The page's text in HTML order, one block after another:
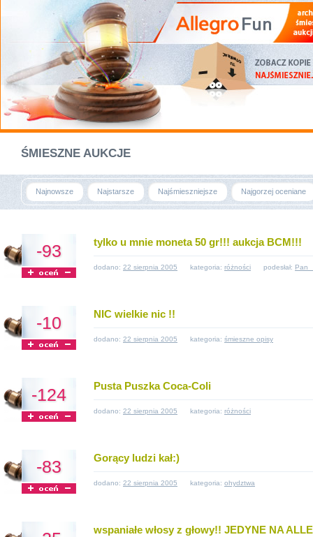
ŚMIESZNE AUKCJE
Najnowsze Najstarsze Najśmieszniejsze Najgorzej oceniane
-93 tylko u mnie moneta 50 gr!!! aukcja BCM!!!
dodano: 22 sierpnia 2005 kategoria: różności podesłał:
-10 NIC wielkie nic !!
dodano: 22 sierpnia 2005 kategoria: śmieszne opisy
-124 Pusta Puszka Coca-Coli
dodano: 22 sierpnia 2005 kategoria: różności
-83 Gorący ludzi kał:)
dodano: 22 sierpnia 2005 kategoria: ohydztwa
wspaniałe włosy z głowy!! JEDYNE NA